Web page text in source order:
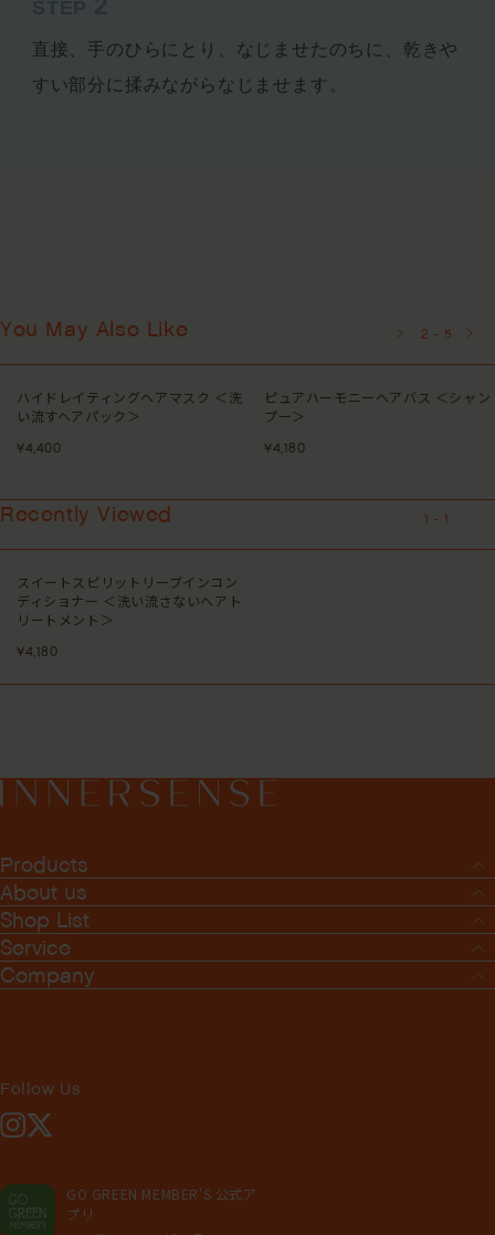
直接、手のひらにとり、なじませたのちに、乾きや
すい部分に揉みながらなじませます。
You May Also Like
ピュアハーモニーヘアバス ＜シャン
プー＞
¥4,180
ピュアインスピレーションデイリー
コンディショナー ＜ヘアコンディ
3 - 5
Recently Viewed
スイートスピリットリーブインコン
ディショナー ＜洗い流さないヘアト
リートメント＞
¥4,180
1 -1
Products
About us
Shop List
Service
Company
Follow Us
Instagram
X
GO GREEN MEMBER'S 公式ア
プリ